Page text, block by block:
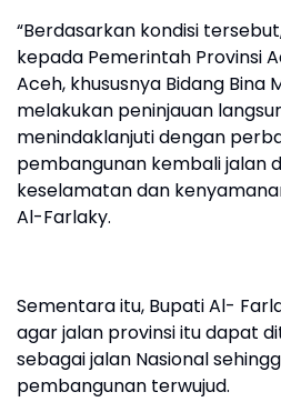
“Berdasarkan kondisi
kepada Pemerintah Provinsi
Aceh, khususnya Bidang Bina
melakukan peninjauan
menindaklanjuti dengan
pembangunan kembali jalan
keselamatan dan
Al-Farlaky.
Sementara itu, Bupati Al-
agar jalan provinsi itu dapat
sebagai jalan Nasional
pembangunan terwujud.